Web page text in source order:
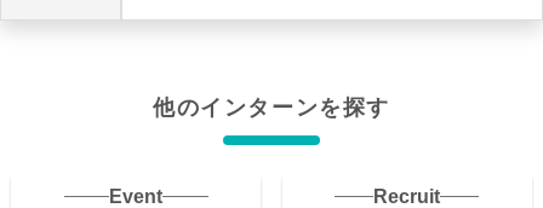
他のインターンを探す
Event Recruit